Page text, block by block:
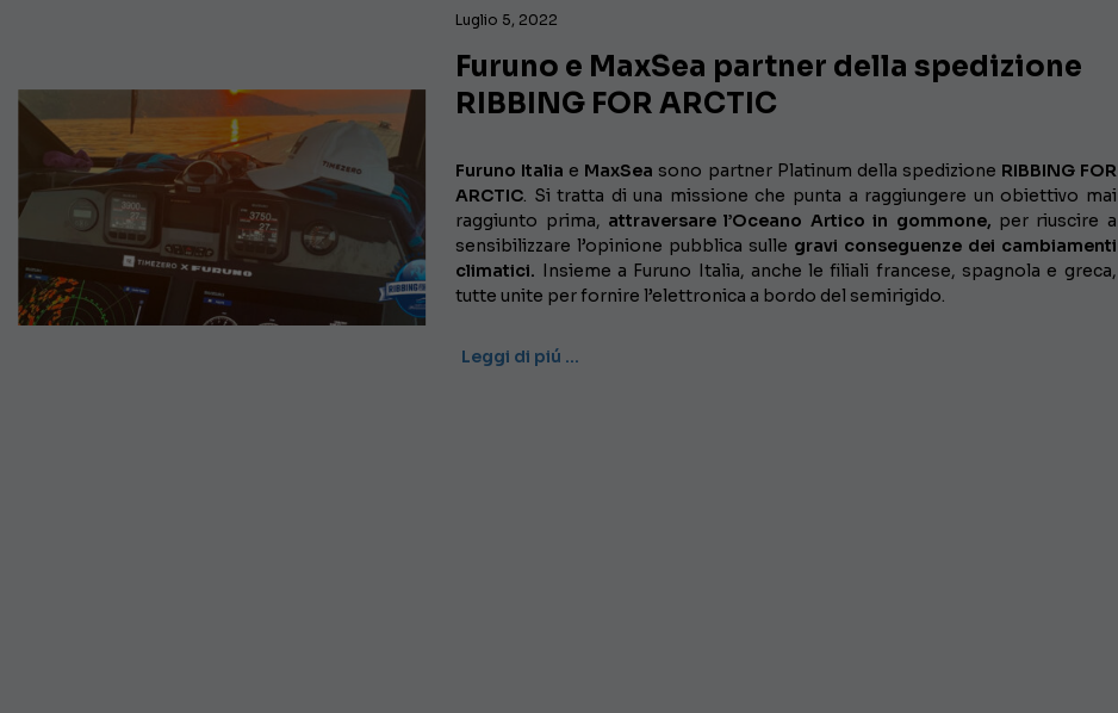
Luglio 5, 2022
Furuno e MaxSea partner della spedizione
RIBBING FOR ARCTIC
Furuno Italia e MaxSea sono partner Platinum della spedizione RIBBING FOR
ARCTIC. Si tratta di una missione che punta a raggiungere un obiettivo mai
raggiunto prima, attraversare l’Oceano Artico in gommone, per riuscire a
sensibilizzare l’opinione pubblica sulle gravi conseguenze dei cambiamenti
climatici. Insieme a Furuno Italia, anche le filiali francese, spagnola e greca,
tutte unite per fornire l’elettronica a bordo del semirigido.
Leggi di piú …